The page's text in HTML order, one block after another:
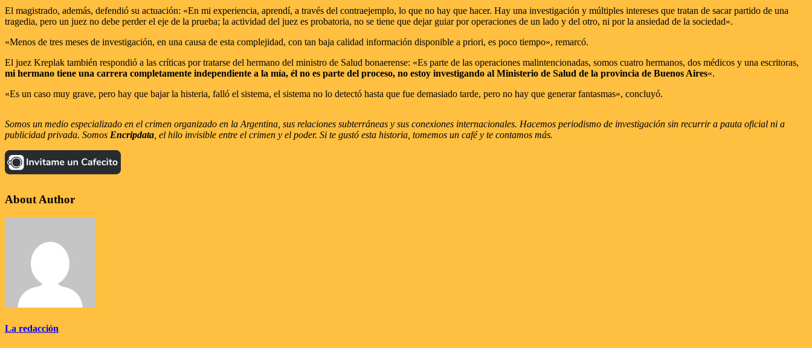
El magistrado, además, defendió su actuación: «En mi experiencia, aprendí, a través del contraejemplo, lo que no hay que hacer. Hay una investigación y múltiples intereses que tratan de sacar partido de una
tragedia, pero un juez no debe perder el eje de la prueba; la actividad del juez es probatoria, no se tiene que dejar guiar por operaciones de un lado y del otro, ni por la ansiedad de la sociedad».
«Menos de tres meses de investigación, en una causa de esta complejidad, con tan baja calidad información disponible a priori, es poco tiempo», remarcó.
El juez Kreplak también respondió a las críticas por tratarse del hermano del ministro de Salud bonaerense: «Es parte de las operaciones malintencionadas, somos cuatro hermanos, dos médicos y una escritoras,
mi hermano tiene una carrera completamente independiente a la mía, él no es parte del proceso, no estoy investigando al Ministerio de Salud de la provincia de Buenos Aires«.
«Es un caso muy grave, pero hay que bajar la histeria, falló el sistema, el sistema no lo detectó hasta que fue demasiado tarde, pero no hay que generar fantasmas», concluyó.
Somos un medio especializado en el crimen organizado en la Argentina, sus relaciones subterráneas y sus conexiones internacionales. Hacemos periodismo de investigación sin recurrir a pauta oficial ni a
publicidad privada. Somos Encripdata , el hilo invisible entre el crimen y el poder. Si te gustó esta historia, tomemos un café y te contamos más.
About Author
La redacción